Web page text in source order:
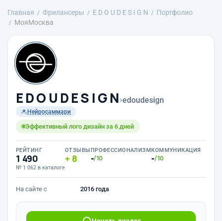
Главная Фрилансеры E D O U D E S I G N
Портфолио
МояМосква
E D O U D E S I G N›edoudesign
Нейросаммари
Эффективный лого дизайн за 6 дней
РЕЙТИНГ
1 490
№ 1 062 в каталоге
ОТЗЫВЫ
8
ПРОФЕССИОНАЛИЗМ
-/10
КОММУНИКАЦИЯ
-/10
На сайте с 2016 года